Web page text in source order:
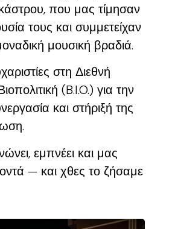
που μας τίμησαν
τους και συμμετείχαν
μουσική βραδιά.
στη Διεθνή
(B.I.O.) για την
και στήριξή της
εμπνέει και μας
— και χθες το ζήσαμε